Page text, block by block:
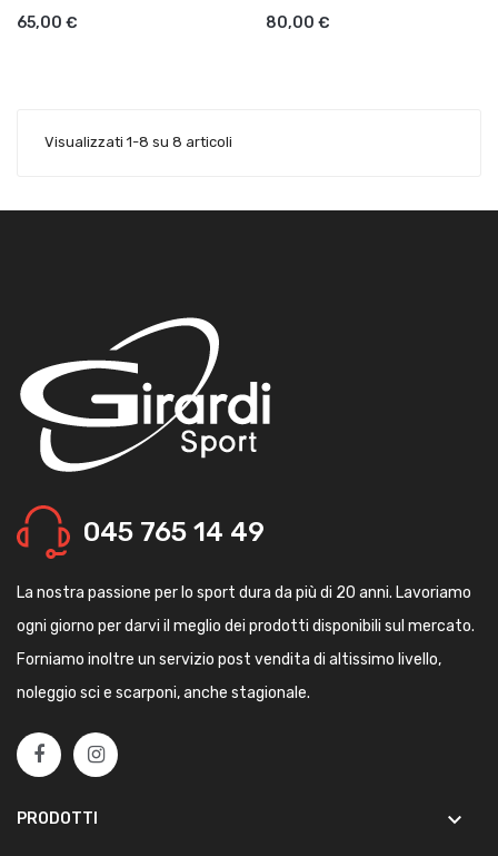
65,00 € 80,00 €
Visualizzati 1-8 su 8 articoli
045 765 14 49
La nostra passione per lo sport dura da più di 20 anni. Lavoriamo
ogni giorno per darvi il meglio dei prodotti disponibili sul mercato.
Forniamo inoltre un servizio post vendita di altissimo livello,
noleggio sci e scarponi, anche stagionale.
PRODOTTI keyboard_arrow_down